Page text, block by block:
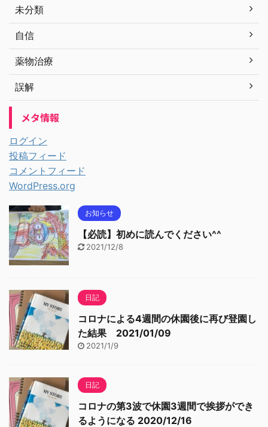
未分類
自信
薬物治療
誤解
メタ情報
ログイン
投稿フィード
コメントフィード
WordPress.org
お知らせ
【必読】初めに読んでください^^
2021/12/8
日記
コロナによる4週間の休園後に再び登園し
た結果 2021/01/09
2021/1/9
日記
コロナの第3波で休園3週間で挨拶ができ
るようになる 2020/12/16